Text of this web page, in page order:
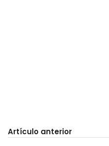
Artículo anterior